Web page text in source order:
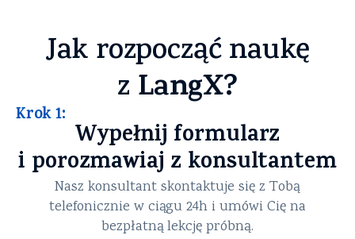
Jak rozpocząć naukę
z LangX?
Krok 1:
Wypełnij formularz
i porozmawiaj z konsultantem
Nasz konsultant skontaktuje się z Tobą
telefonicznie w ciągu 24h i umówi Cię na
bezpłatną lekcję próbną.